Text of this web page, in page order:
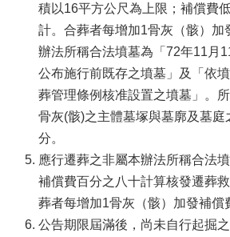
積以16平方公尺為上限；補償費
計。合葬者每增加1骨灰（骸）加
辦法所稱合法墳墓為「72年11月
公布施行前既存之墳墓」及「依
葬管理條例核准設置之墳墓」。
骨灰(骸)之主體墓塚與墓廓及墓庭
分。
應行遷葬之非屬本辦法所稱合法
補償費百分之八十計算核發遷葬
葬者每增加1骨灰（骸）加發補償
公告期限屆滿後，尚未自行起掘